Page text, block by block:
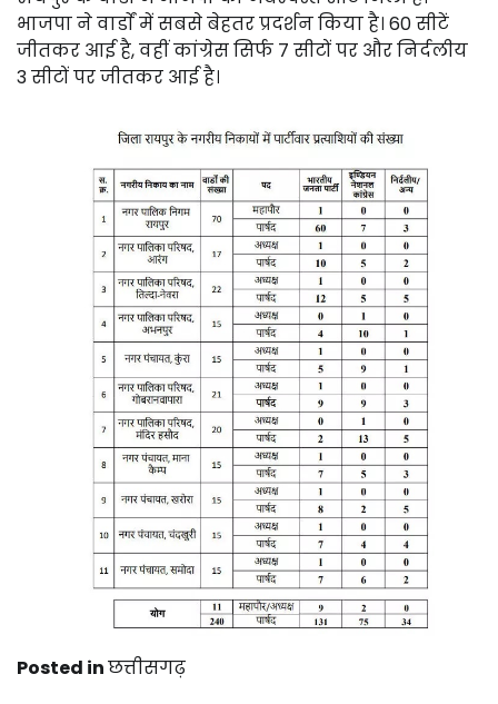
भाजपा ने वार्डाें में सबसे बेहतर प्रदर्शन किया है। 60 सीटें
जीतकर आई है, वहीं कांग्रेस सिर्फ 7 सीटों पर और निर्दलीय
3 सीटों पर जीतकर आई है।
Posted inछत्तीसगढ़